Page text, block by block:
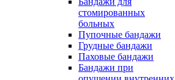
стомированных
больных
Пупочные бандажи
Грудные бандажи
Паховые бандажи
Бандажи при